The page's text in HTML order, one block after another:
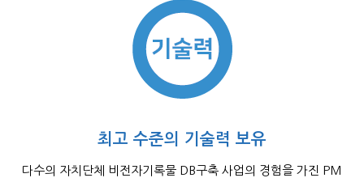
최고 수준의 기술력 보유
다수의 자치단체 비전자기록물 DB구축 사업의 경험을 가진 PM